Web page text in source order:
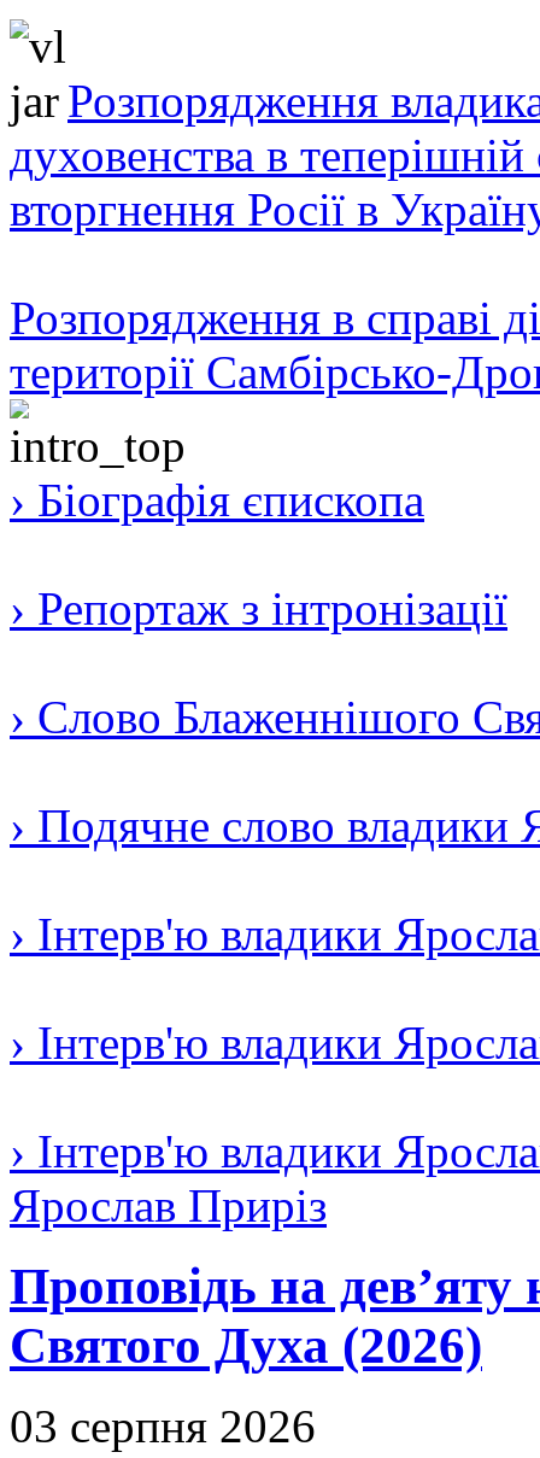
Розпорядження
духовенства в теперішній
вторгнення Росії в
Розпорядження в справі
території Самбірсько-
› Біографія єпископа
› Репортаж з інтронізації
› Слово Блаженнішого
› Подячне слово владики
› Інтерв'ю владики
› Інтерв'ю владики
› Інтерв'ю владики
Ярослав Приріз
Проповідь на дев’яту
Святого Духа (2026)
03 серпня 2026